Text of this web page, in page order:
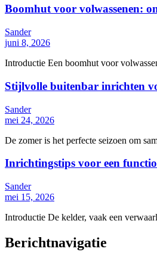
Boomhut voor volwassenen:
Sander
juni 8, 2026
Introductie Een boomhut voor
Stijlvolle buitenbar inrichten
Sander
mei 24, 2026
De zomer is het perfecte seizoen om
Inrichtingstips voor een
Sander
mei 15, 2026
Introductie De kelder, vaak een
Berichtnavigatie